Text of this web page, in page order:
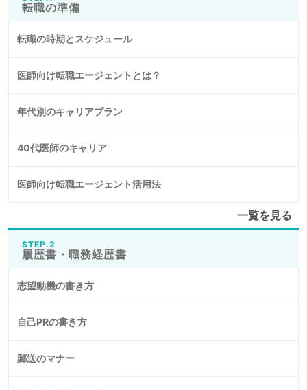
転職の準備
転職の時期とスケジュール
医師向け転職エージェントとは？
年代別のキャリアプラン
40代医師のキャリア
医師向け転職エージェント活用法
一覧を見る
STEP.2
履歴書・職務経歴書
志望動機の書き方
自己PRの書き方
郵送のマナー